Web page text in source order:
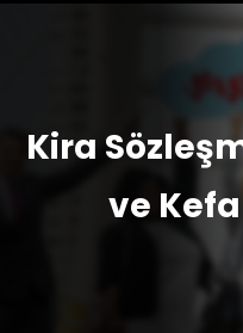
Kira
ve